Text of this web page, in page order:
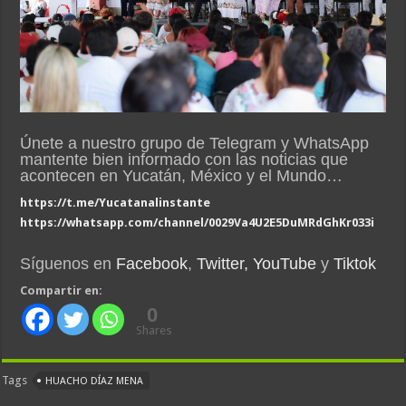
Únete a nuestro grupo de Telegram y WhatsApp
mantente bien informado con las noticias que
acontecen en Yucatán, México y el Mundo…
https://t.me/Yucatanalinstante
https://whatsapp.com/channel/0029Va4U2E5DuMRdGhKr033i
Síguenos en Facebook,Twitter, YouTube yTiktok
Compartir en:
0
Shares
Tags HUACHO DÍAZ MENA